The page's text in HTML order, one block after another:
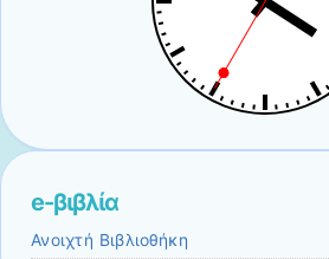
e-βιβλία
Ανοιχτή Βιβλιοθήκη